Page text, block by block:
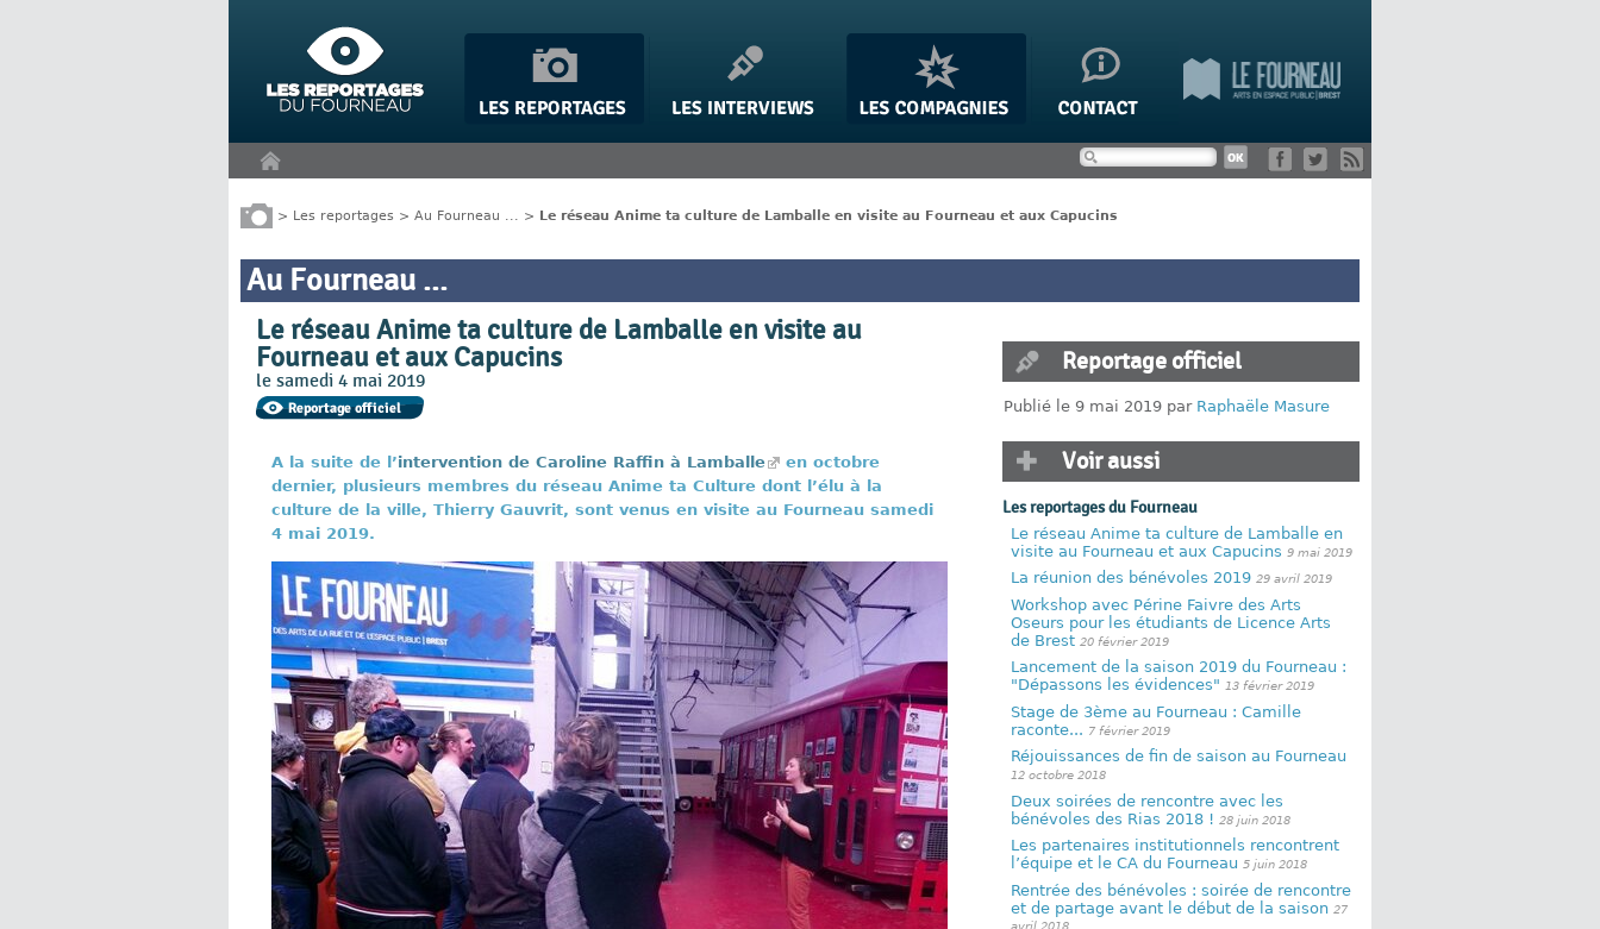
> Les reportages > Au Fourneau ... > Le réseau Anime ta culture de Lamballe en visite au Fourneau et aux Capucins
Au Fourneau ...
Le réseau Anime ta culture de Lamballe en visite au
Fourneau et aux Capucins
le samedi 4 mai 2019
A la suite de l’intervention de Caroline Raffin à Lamballe
en octobre
dernier, plusieurs membres du réseau Anime ta Culture dont l’élu à la
culture de la ville, Thierry Gauvrit, sont venus en visite au Fourneau samedi
4 mai 2019.
Reportage officiel
Publié le 9 mai 2019 par Raphaële Masure
Voir aussi
Les reportages du Fourneau
Le réseau Anime ta culture de Lamballe en
visite au Fourneau et aux Capucins 9 mai 2019
La réunion des bénévoles 2019 29 avril 2019
Workshop avec Périne Faivre des Arts
Oseurs pour les étudiants de Licence Arts
de Brest 20 février 2019
Lancement de la saison 2019 du Fourneau :
"Dépassons les évidences" 13 février 2019
Stage de 3ème au Fourneau : Camille
raconte... 7 février 2019
Réjouissances de fin de saison au Fourneau
12 octobre 2018
Deux soirées de rencontre avec les
bénévoles des Rias 2018 ! 28 juin 2018
Les partenaires institutionnels rencontrent
l’équipe et le CA du Fourneau 5 juin 2018
Rentrée des bénévoles : soirée de rencontre
et de partage avant le début de la saison 27